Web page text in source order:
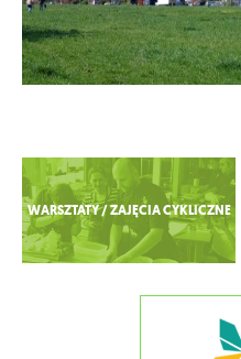
Zobacz więcej
WARSZTATY / ZAJĘCIA CYKLICZNE